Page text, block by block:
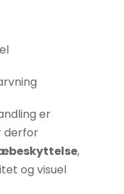
er
derfor
,
og visuel